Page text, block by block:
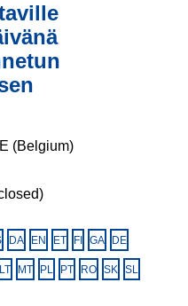
(Belgium)
DA EN ET FI GA DE
LT MT PL PT RO SK SL